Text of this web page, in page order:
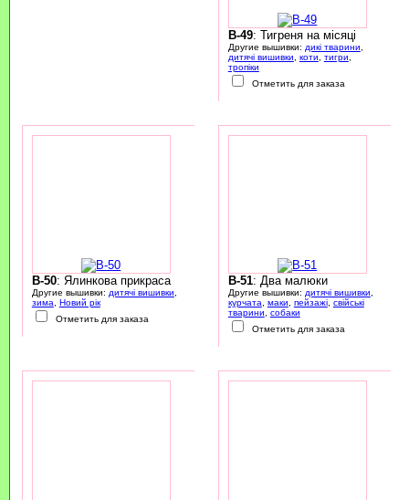
B-49: Тигреня на місяці
Другие вышивки: дикі тварини
дитячі вишивки
коти тигри
тропіки
Отметить для заказа
B-50: Ялинкова прикраса
Другие вышивки: дитячі вишивки
зима
Новий рік
Отметить для заказа
B-51: Два малюки
Другие вышивки: дитячі вишивки
курчата
маки пейзажі, свійські
тварини
собаки
Отметить для заказа